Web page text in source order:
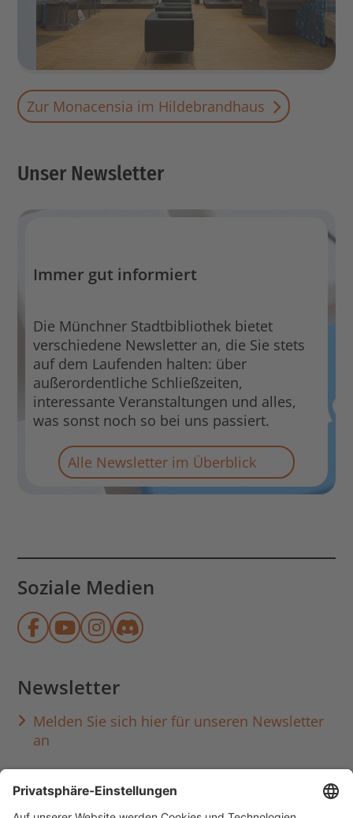
Zur Monacensia im Hildebrandhaus
Unser Newsletter
Immer gut informiert
Die Münchner Stadtbibliothek bietet
verschiedene Newsletter an, die Sie stets
auf dem Laufenden halten: über
außerordentliche Schließzeiten,
interessante Veranstaltungen und alles,
was sonst noch so bei uns passiert.
Alle Newsletter im Überblick
Soziale Medien
Münchner Stadtbibliothek auf
Münchner Stadtbibliothek auf
Münchner Stadtbibliothek
Münchner
Newsletter
Melden Sie sich hier für unseren Newsletter
an
Häufig aufgerufen